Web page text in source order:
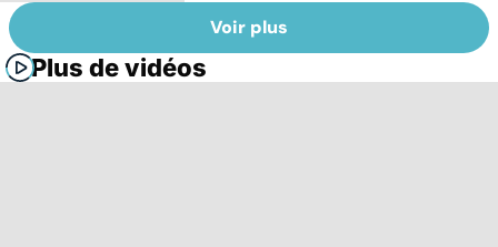
Voir plus
Plus de vidéos